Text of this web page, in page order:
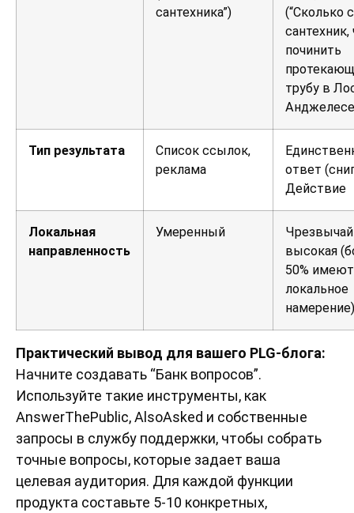
сантехника”)
(“Сколько
починить
трубу в
Тип результата
Список ссылок,
реклама
ответ
Действие
Локальная
направленность
Умеренный
высокая
50% имеют
локальное
намерение)
Практический вывод для вашего PLG-блога:
Начните создавать “Банк вопросов”.
Используйте такие инструменты, как
AnswerThePublic, AlsoAsked и собственные
запросы в службу поддержки, чтобы собрать
точные вопросы, которые задает ваша
целевая аудитория. Для каждой функции
продукта составьте 5-10 конкретных,